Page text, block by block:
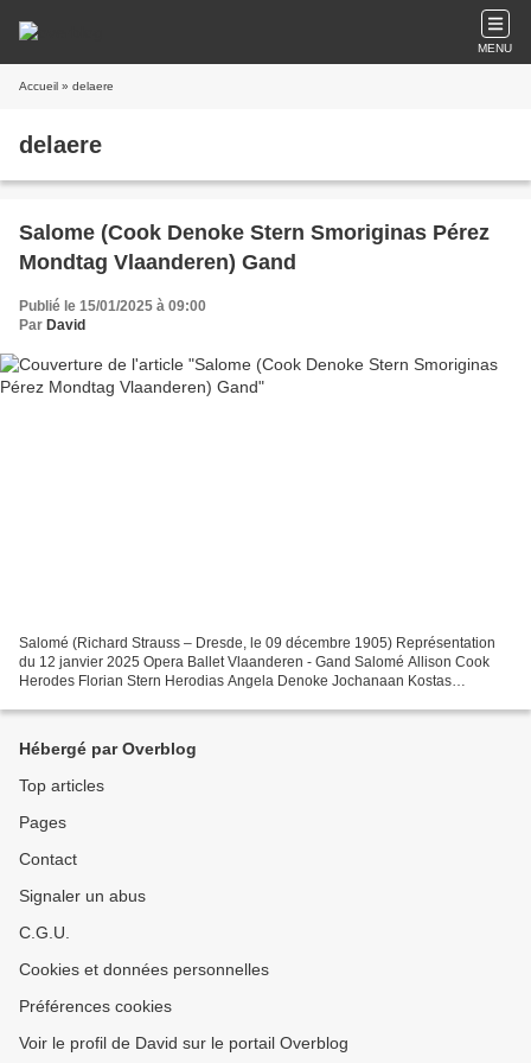
MENU
Accueil » delaere
delaere
Salome (Cook Denoke Stern Smoriginas Pérez
Mondtag Vlaanderen) Gand
Publié le 15/01/2025 à 09:00
Par David
Salomé (Richard Strauss – Dresde, le 09 décembre 1905) Représentation
du 12 janvier 2025 Opera Ballet Vlaanderen - Gand Salomé Allison Cook
Herodes Florian Stern Herodias Angela Denoke Jochanaan Kostas
Hébergé par Overblog
Top articles
Pages
Contact
Signaler un abus
C.G.U.
Cookies et données personnelles
Préférences cookies
Voir le profil de David sur le portail Overblog